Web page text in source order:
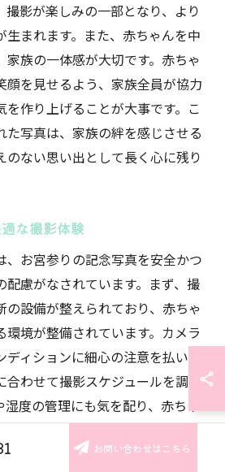
影が楽しみの一部となり、より
生まれます。また、赤ちゃんを中
族の一体感が大切です。赤ちゃ
顔を見せるよう、家族全員が協力
を作り上げることが大事です。こ
た写真は、家族の絆を感じさせる
のない思い出として長く心に残り
な撮影体験
、お宮参りの記念写真を安全かつ
配慮がなされています。まず、撮
の設備が整えられており、赤ちゃ
環境が整備されています。カメラ
ィションに細心の注意を払い、
合わせて撮影スケジュールを調整
度の管理にも気を配り、赤ちゃ
間づくりを心掛けています。さら
のサポートを受けながら、安全な
お問い合わせはこちら